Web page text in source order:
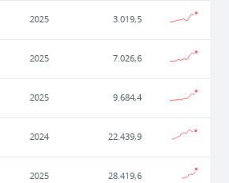
2025 3.019,5
2025 7.026,6
2025 9.684,4
2024 22.439,9
2025 28.419,6